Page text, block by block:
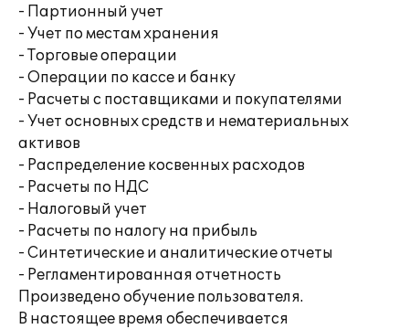
- Партионный учет
- Учет по местам хранения
- Торговые операции
- Операции по кассе и банку
- Расчеты с поставщиками и покупателями
- Учет основных средств и нематериальных
активов
- Распределение косвенных расходов
- Расчеты по НДС
- Налоговый учет
- Расчеты по налогу на прибыль
- Синтетические и аналитические отчеты
- Регламентированная отчетность
Произведено обучение пользователя.
В настоящее время обеспечивается